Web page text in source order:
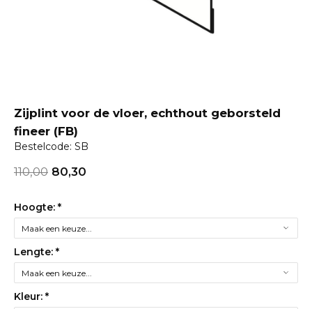
Zijplint voor de vloer, echthout geborsteld
fineer (FB)
Bestelcode: SB
110,00 80,30
Hoogte: *
Lengte: *
Kleur: *